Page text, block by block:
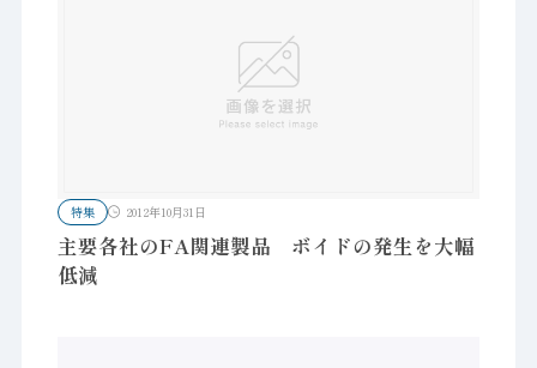
特集 2012年10月31日
主要各社のFA関連製品 ボイドの発生を大幅
低減